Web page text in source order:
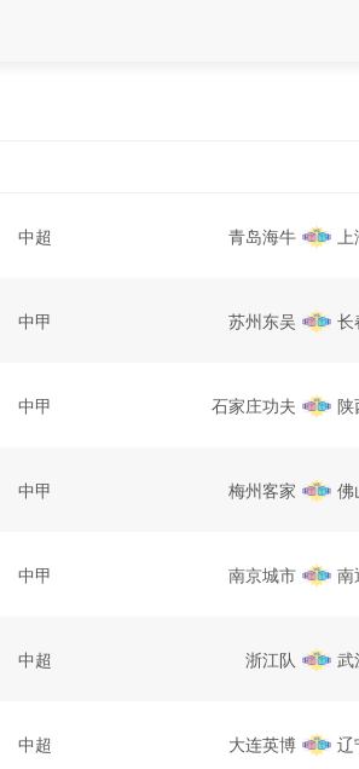
中超 青岛海牛 上
中甲 苏州东吴 长
中甲 石家庄功夫 陕
中甲 梅州客家 佛
中甲 南京城市 南
中超 浙江队 武
中超 大连英博 辽